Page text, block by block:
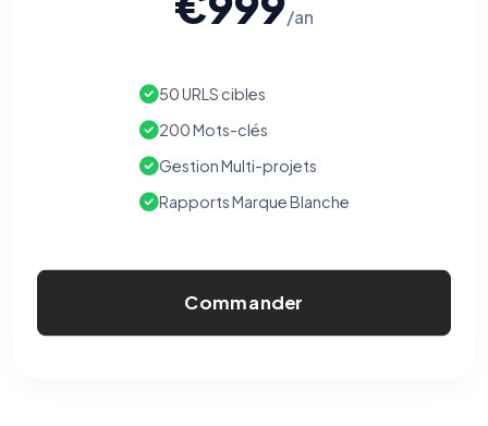
/an
50 URLS cibles
200 Mots-clés
Gestion Multi-projets
Rapports Marque Blanche
Commander